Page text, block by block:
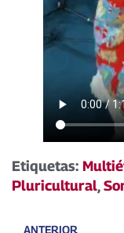
Etiquetas:
Pluricultural,
ANTERIOR